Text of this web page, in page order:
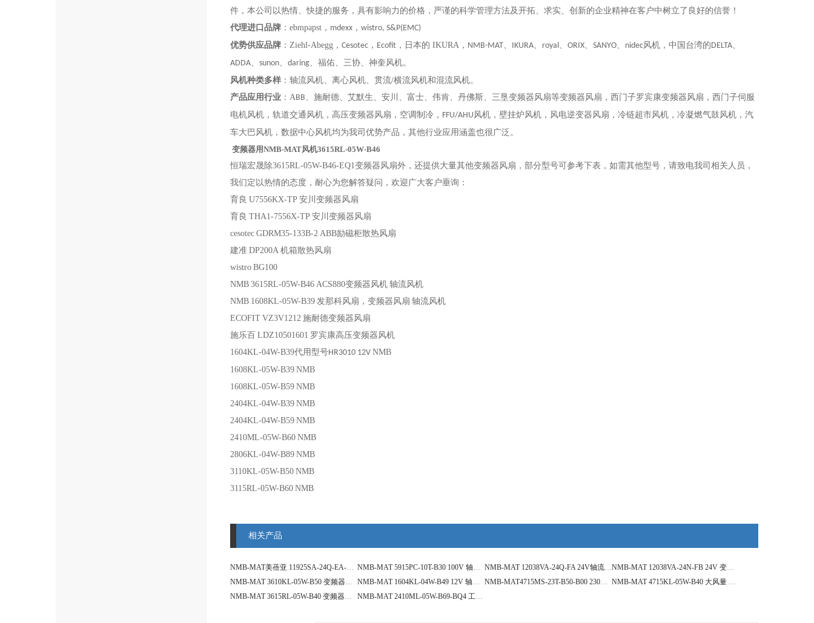
件，本公司以热情、快捷的服务，具有影响力的价格，严谨的科学管理方法及开拓、求实、创新的企业精神在客户中树立了良好的信誉！
代理进口 品牌 ：ebmpapst， mdexx ， wistro, S&P(EMC)
优势供应品牌 ： Ziehl-Abegg， Cesotec ， Ecofit ， 日本的 IKURA， NMB-MAT、 IKURA、 royal、 ORIX、 SANYO、 nidec风机，中国台湾的DELTA、
ADDA、 sunon、 daring、福佑、三协、神奎风机。
风机种类多样 ： 轴流风机、离心风机、贯流/横流风机和混流风机。
产品应用行业 ： ABB、 施耐德、艾默生、安川、富士、伟肯、丹佛斯、三垦变频器风扇等变频器风扇，西门子罗宾康变频器风扇，西门子伺服
电机风机，轨道交通风机，高压变频器风扇， 空调制冷， FFU/AHU 风机，壁挂炉风机，风电逆变器风扇，冷链超市风机，冷凝燃气鼓风机，汽
车大巴风机，数据中心风机均为我司优势产品，其他行业应用涵盖也很广泛 。
变频器用NMB-MAT风机3615RL-05W-B46
恒瑞宏晟除3615RL-05W-B46-EQ1变频器风扇外，还提供大量其他变频器风扇，部分型号可参考下表，如需其他型号，请致电我司相关人员，
我们定以热情的态度，耐心为您解答疑问，欢迎广大客户垂询：
育良 U7556KX-TP 安川变频器风扇
育良 THA1-7556X-TP 安川变频器风扇
cesotec GDRM35-133B-2 ABB励磁柜散热风扇
建准 DP200A 机箱散热风扇
wistro BG100
NMB 3615RL-05W-B46 ACS880变频器风机 轴流风机
NMB 1608KL-05W-B39 发那科风扇，变频器风扇 轴流风机
ECOFIT VZ3V1212 施耐德变频器风扇
施乐百 LDZ10501601 罗宾康高压变频器风机
1604KL-04W-B39代用型号HR3010 12V NMB
1608KL-05W-B39 NMB
1608KL-05W-B59 NMB
2404KL-04W-B39 NMB
2404KL-04W-B59 NMB
2410ML-05W-B60 NMB
2806KL-04W-B89 NMB
3110KL-05W-B50 NMB
3115RL-05W-B60 NMB
相关产品
NMB-MAT美蓓亚 11925SA-24Q-EA-D0 轴流风扇 NMB-MAT 5915PC-10T-B30 100V 轴流风机 NMB-MAT 12038VA-24Q-FA 24V轴流风扇
NMB-MAT 12038VA-24N-FB 24V 变频器风扇
NMB-MAT 3610KL-05W-B50 变频器轴流风扇
NMB-MAT 1604KL-04W-B49 12V 轴流风机 NMB-MAT4715MS-23T-B50-B00 230V 轴流风扇
NMB-MAT 4715KL-05W-B40 大风量 轴流风扇
NMB-MAT 3615RL-05W-B40 变频器轴流风扇
NMB-MAT 2410ML-05W-B69-BQ4 工业冷却风机